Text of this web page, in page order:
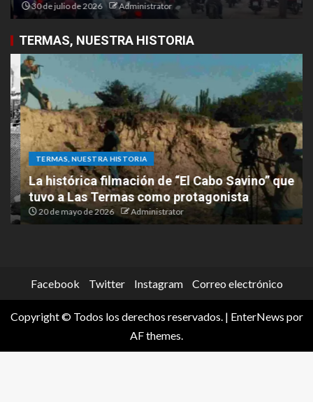
30 de julio de 2026 Administrator
TERMAS, NUESTRA HISTORIA
TERMAS, NUESTRA HISTORIA
La histórica filmación de “El Cabo Savino” que
tuvo a Las Termas como protagonista
20 de mayo de 2026 Administrator
Facebook Twitter Instagram Correo electrónico
Copyright © Todos los derechos reservados. | EnterNews por
AF themes.